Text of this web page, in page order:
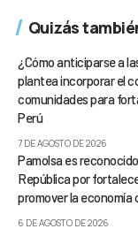
Quizás
¿Cómo anticiparse a
plantea incorporar el
comunidades para
Perú
7 DE AGOSTO DE 2026
Pamolsa es
República por
promover la economía
6 DE AGOSTO DE 2026